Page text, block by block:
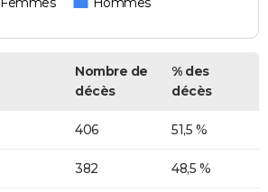
Nombre de
décès
% des
décès
406 51,5 %
382 48,5 %